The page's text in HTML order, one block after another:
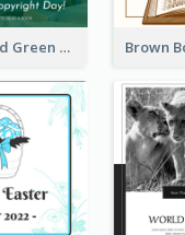
Orange And Green Photo Book And Copyright Day Instagram Post